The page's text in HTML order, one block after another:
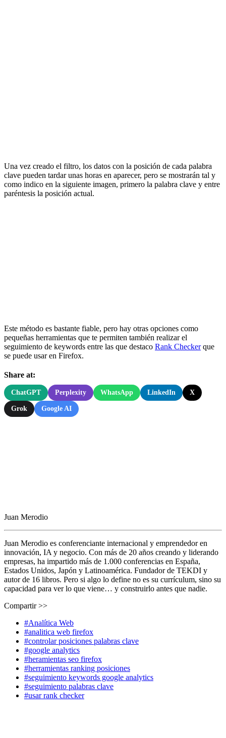
Una vez creado el filtro, los datos con la posición de cada palabra
clave pueden tardar unas horas en aparecer, pero se mostrarán tal y
como indico en la siguiente imagen, primero la palabra clave y entre
paréntesis la posición actual.
Este método es bastante fiable, pero hay otras opciones como
pequeñas herramientas que te permiten también realizar el
seguimiento de keywords entre las que destaco Rank Checkerque
se puede usar en Firefox.
Share at:
ChatGPT Perplexity WhatsApp LinkedIn X
Grok Google AI
Juan Merodio
Juan Merodio es conferenciante internacional y emprendedor en
innovación, IA y negocio. Con más de 20 años creando y liderando
empresas, ha impartido más de 1.000 conferencias en España,
Estados Unidos, Japón y Latinoamérica. Fundador de TEKDI y
autor de 16 libros. Pero si algo lo define no es su currículum, sino su
capacidad para ver lo que viene… y construirlo antes que nadie.
Compartir >>
#Analítica Web
#analitica web firefox
#controlar posiciones palabras clave
#google analytics
#heramientas seo firefox
#herramientas ranking posiciones
#seguimiento keywords google analytics
#seguimiento palabras clave
#usar rank checker